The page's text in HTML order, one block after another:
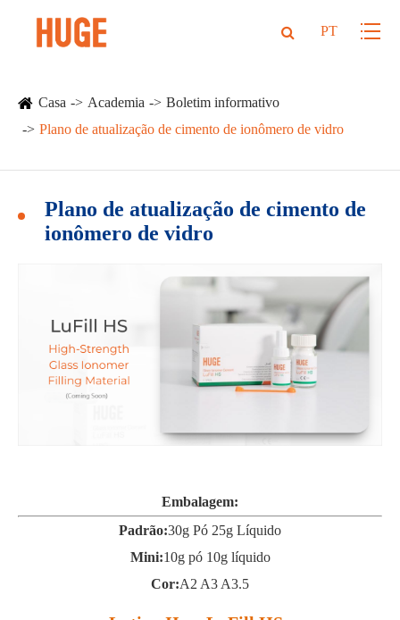
PT
Casa Academia
Boletim informativo
Plano de atualização de cimento de ionômero de vidro
Plano de atualização de cimento de
ionômero de vidro
Embalagem:
Padrão:30g Pó 25g Líquido
Mini:10g pó 10g líquido
Cor:A2 A3 A3.5